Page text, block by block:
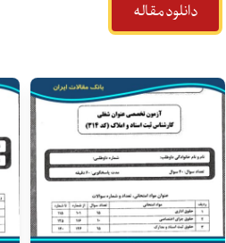
دانلود مقاله